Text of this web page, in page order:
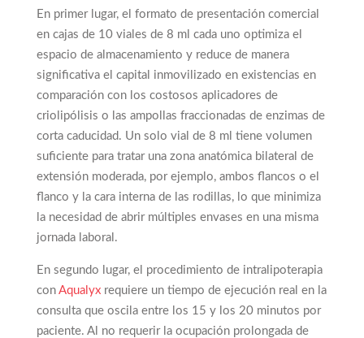
En primer lugar, el formato de presentación comercial
en cajas de 10 viales de 8 ml cada uno optimiza el
espacio de almacenamiento y reduce de manera
significativa el capital inmovilizado en existencias en
comparación con los costosos aplicadores de
criolipólisis o las ampollas fraccionadas de enzimas de
corta caducidad. Un solo vial de 8 ml tiene volumen
suficiente para tratar una zona anatómica bilateral de
extensión moderada, por ejemplo, ambos flancos o el
flanco y la cara interna de las rodillas, lo que minimiza
la necesidad de abrir múltiples envases en una misma
jornada laboral.
En segundo lugar, el procedimiento de intralipoterapia
con Aqualyxrequiere un tiempo de ejecución real en la
consulta que oscila entre los 15 y los 20 minutos por
paciente. Al no requerir la ocupación prolongada de